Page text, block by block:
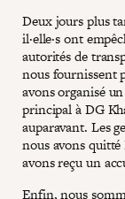
Deux jours plus
il·elle·s ont
autorités de
nous fournissent
avons organisé
principal à DG
auparavant. Les
nous avons
avons reçu un
Enfin, nous